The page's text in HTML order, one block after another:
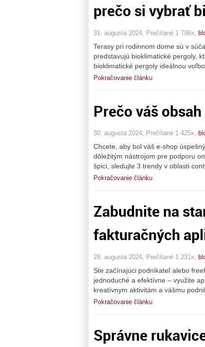
prečo si vybrať
31. augusta 2024, Prečítané 1 796x,
Terasy pri rodinnom dome sú v
predstavujú bioklimatické pergoly,
bioklimatické pergoly ideálnou
Pokračovanie článku
Prečo váš
30. augusta 2024, Prečítané 1 425x,
Chcete, aby bol váš e-shop
dôležitým nástrojom pre podporu
špici, sledujte 3 trendy v oblasti
Pokračovanie článku
Zabudnite na
fakturačných
28. augusta 2024, Prečítané 1 231x,
Ste začínajúci podnikateľ alebo
jednoduché a efektívne – využite
kreatívnym aktivitám a vášmu
Pokračovanie článku
Správne